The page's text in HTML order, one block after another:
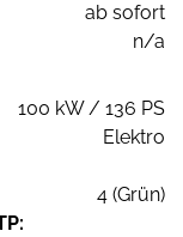
ab sofort
n/a
100 kW / 136 PS
Elektro
4 (Grün)